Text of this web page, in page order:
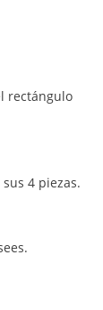
rectángulo
4 piezas.